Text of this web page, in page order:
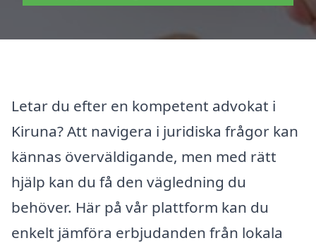
Letar du efter en kompetent advokat i
Kiruna? Att navigera i juridiska frågor kan
kännas överväldigande, men med rätt
hjälp kan du få den vägledning du
behöver. Här på vår plattform kan du
enkelt jämföra erbjudanden från lokala